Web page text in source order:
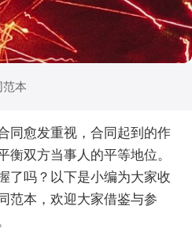
范本
同愈发重视，合同起到的作
衡双方当事人的平等地位。
了吗？以下是小编为大家收
范本，欢迎大家借鉴与参